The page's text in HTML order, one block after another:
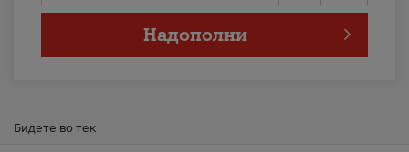
Надополни
Бидете во тек